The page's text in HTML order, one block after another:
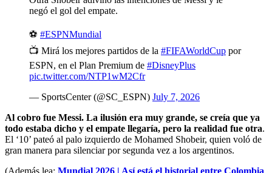
negó el gol del empate.
⚽ #ESPNMundial
📺 Mirá los mejores partidos de la #FIFAWorldCup por
ESPN, en el Plan Premium de #DisneyPlus
pic.twitter.com/NTP1wM2Cfr
— SportsCenter (@SC_ESPN) July 7, 2026
Al cobro fue Messi. La ilusión era muy grande, se creía que ya
todo estaba dicho y el empate llegaría, pero la realidad fue otra.
El ‘10’ pateó al palo izquierdo de Mohamed Shobeir, quien voló de
gran manera para silenciar por segunda vez a los argentinos.
(Además lea: Mundial 2026 | Así está el historial entre Colombia